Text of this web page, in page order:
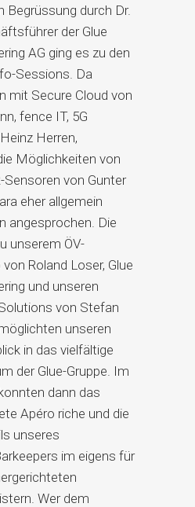
Begrüssung durch Dr.
der Glue
AG ging es zu den
Sessions. Da
mit Secure Cloud von
fence IT, 5G
Herren,
Möglichkeiten von
Sensoren von Gunter
eher allgemein
angesprochen. Die
unserem ÖV-
Roland Loser, Glue
und unseren
von Stefan
unseren
in das vielfältige
der Glue-Gruppe. Im
dann das
Apéro riche und die
unseres
im eigens für
Wer dem